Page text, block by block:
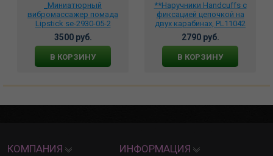
_Миниатюрный
вибромассажер помада
Lipstick se-2930-05-2
3500 руб.
В КОРЗИНУ
**Наручники Handcuffs с
фиксацией цепочкой на
двух карабинах, PL11042
2790 руб.
В КОРЗИНУ
КОМПАНИЯ ИНФОРМАЦИЯ